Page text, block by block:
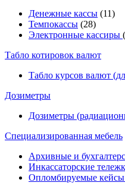
Денежные кассы (11)
Темпокассы (28)
Электронные кассиры
Табло котировок валют
Табло курсов валют
Дозиметры
Дозиметры
Специализированная мебель
Архивные и
Инкассаторские
Опломбируемые